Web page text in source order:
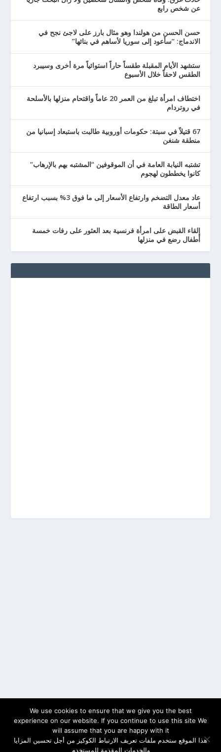
عن شخص رابع
حسن الحسن من هولندا وهو مثال بارز على لاجئ نجح في
الاندماج: “سأعود إلى سوريا لأساهم في بنائها”
ستشهد الأيام المقبلة طقساً حاراً استوائياً مرة أخرى وسيبرد
الطقس لاحقاً خلال الأسبوع
اختطاف امرأة تبلغ من العمر 20 عاماً واقتحام منزلها بالأسلحة
في روتردام
67 قتيلاً في سبتة: حكومات أوروبية طالبت باستبعاد إسبانيا من
منطقة شنغن
تشتبه النيابة العامة في أن الموقوفين “المشتبه بهم بالإرهاب”
كانوا يخططون لهجوم
عاد معدل التضخم وارتفاع الأسعار إلى ما فوق 3% بسبب ارتفاع
أسعار الطاقة
إلقاء القبض على امرأة فرنسية بعد العثور على رفات خمسة
أطفال رضع في منزلها
We use cookies to ensure that we give you the best
experience on our website. If you continue to use this site We
will assume that you are happy with it
هذا الموقع ستخدم ملفات تعريف الارتباط الكوكيز من أجل تحسين المزايا
والخدمات المقدمة للمستخدم